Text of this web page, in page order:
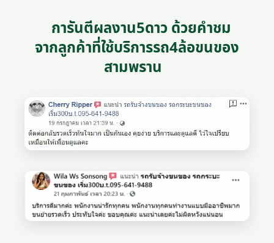
การันตีผลงาน5ดาว ด้วยคำชม
จากลูกค้าที่ใช้บริการรถ4ล้อขนของ
สามพราน